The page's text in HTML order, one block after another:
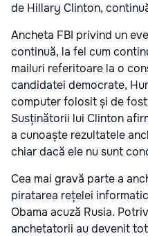
de Hillary Clinton,
Ancheta FBI privind un
continuă, la fel cum
mailuri referitoare la o
candidatei democrate,
computer folosit și de
Susținătorii lui Clinton
a cunoaște rezultatele
chiar dacă ele nu sunt
Cea mai gravă parte a
piratarea rețelei
Obama acuză Rusia.
anchetatorii au devenit